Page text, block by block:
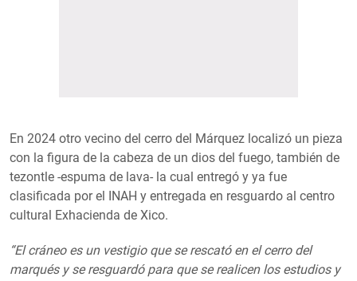
En 2024 otro vecino del cerro del Márquez localizó un pieza
con la figura de la cabeza de un dios del fuego, también de
tezontle -espuma de lava- la cual entregó y ya fue
clasificada por el INAH y entregada en resguardo al centro
cultural Exhacienda de Xico.
“El cráneo es un vestigio que se rescató en el cerro del
marqués y se resguardó para que se realicen los estudios y